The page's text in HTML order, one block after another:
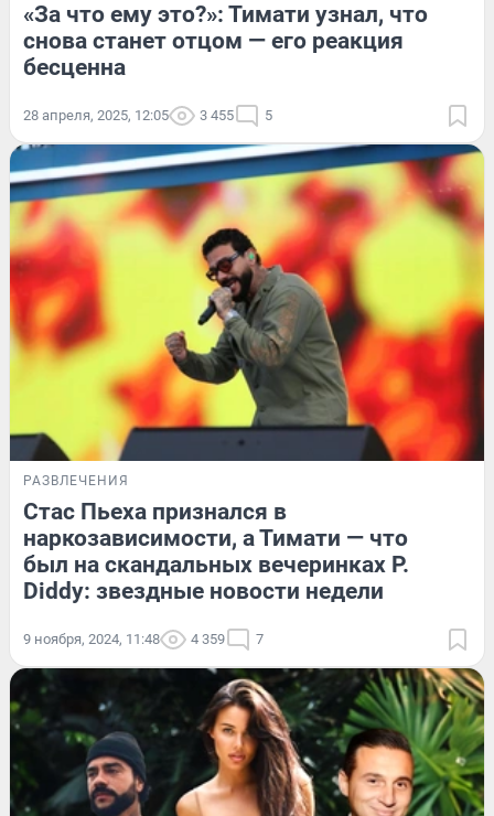
«За что ему это?»: Тимати узнал, что
снова станет отцом — его реакция
бесценна
28 апреля, 2025, 12:05 3 455 5
РАЗВЛЕЧЕНИЯ
Стас Пьеха признался в
наркозависимости, а Тимати — что
был на скандальных вечеринках P.
Diddy: звездные новости недели
9 ноября, 2024, 11:48 4 359 7